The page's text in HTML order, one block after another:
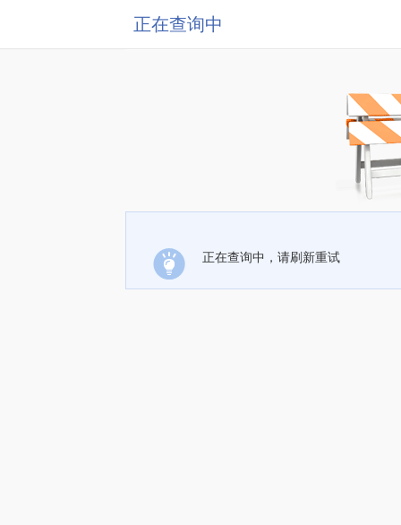
正在查询中
正在查询中，请刷新重试